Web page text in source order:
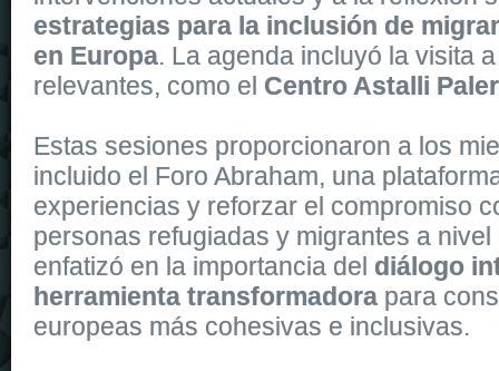
estrategias para la inclusión de
en Europa. La agenda incluyó la visita
relevantes, como el Centro Astalli
Estas sesiones proporcionaron a los
incluido el Foro Abraham, una
experiencias y reforzar el compromiso
personas refugiadas y migrantes a
enfatizó en la importancia del diálogo
herramienta transformadora para
europeas más cohesivas e inclusivas.